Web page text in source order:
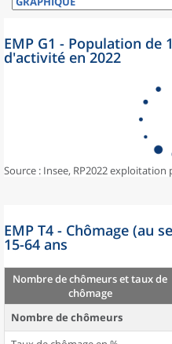
EMP G1 - Population de
d'activité en 2022
Source : Insee, RP2022
EMP T4 - Chômage (au
15-64 ans
Nombre de chômeurs et taux de
chômage
Nombre de chômeurs